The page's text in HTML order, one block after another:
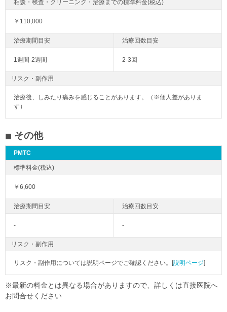
￥110,000
1週間-2週間 2-3回
リスク・副作用
治療後、しみたり痛みを感じることがあります。（※個人差がありま
す）
その他
PMTC
￥6,600
- -
リスク・副作用
リスク・副作用については説明ページでご確認ください。[説明ページ]
※最新の料金とは異なる場合がありますので、詳しくは直接医院へ
お問合せください